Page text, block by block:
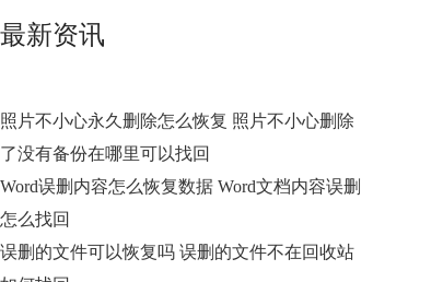
最新资讯
照片不小心永久删除怎么恢复 照片不小心删除
了没有备份在哪里可以找回
Word误删内容怎么恢复数据 Word文档内容误删
怎么找回
误删的文件可以恢复吗 误删的文件不在回收站